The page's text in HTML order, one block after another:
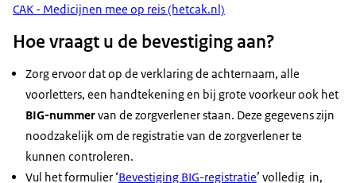
CAK - Medicijnen mee op reis (hetcak.nl)
Hoe vraagt u de bevestiging aan?
Zorg ervoor dat op de verklaring de achternaam, alle
voorletters, een handtekening en bij grote voorkeur ook het
BIG-nummervan de zorgverlener staan. Deze gegevens zijn
noodzakelijk om de registratie van de zorgverlener te
kunnen controleren.
Vul het formulier ‘Bevestiging BIG-registratie’ volledig in,